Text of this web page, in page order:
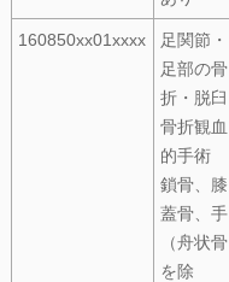
160850xx01xxxx
足関節・
足部の骨
折・脱臼
骨折観血
的手術
鎖骨、膝
蓋骨、手
（舟状骨
を除